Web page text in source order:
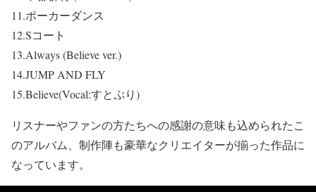
11.ポーカーダンス
12.Sコート
13.Always (Believe ver.)
14.JUMP AND FLY
15.Believe(Vocal:すとぷり)
リスナーやファンの方たちへの感謝の意味も込められたこ
のアルバム、制作陣も豪華なクリエイターが揃った作品に
なっています。